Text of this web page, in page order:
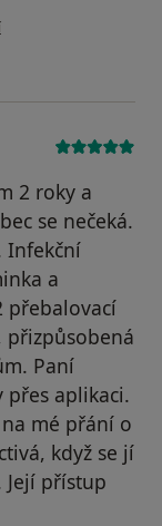
František
2 roky a
se nečeká.
Infekční
a
přebalovací
přizpůsobená
Paní
přes aplikaci.
mé přání o
když se jí
Její přístup